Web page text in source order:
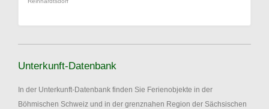
Unterkunft-Datenbank
In der Unterkunft-Datenbank finden Sie Ferienobjekte in der
Böhmischen Schweiz und in der grenznahen Region der Sächsischen